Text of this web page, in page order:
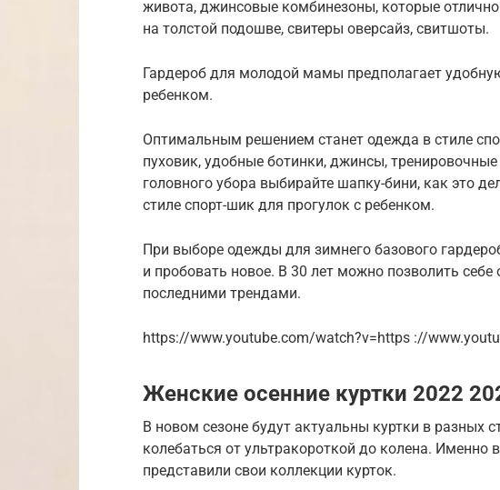
живота, джинсовые комбинезоны, которые
на толстой подошве, свитеры оверсайз, свитшоты.
Гардероб для молодой мамы предполагает
ребенком.
Оптимальным решением станет одежда в стиле
пуховик, удобные ботинки, джинсы,
головного убора выбирайте шапку-бини, как это
стиле спорт-шик для прогулок с ребенком.
При выборе одежды для зимнего базового
и пробовать новое. В 30 лет можно позволить себе
последними трендами.
https://www.youtube.com/watch?v=https ://
Женские осенние куртки 2022
В новом сезоне будут актуальны куртки в разных
колебаться от ультракороткой до колена. Именно
представили свои коллекции курток.